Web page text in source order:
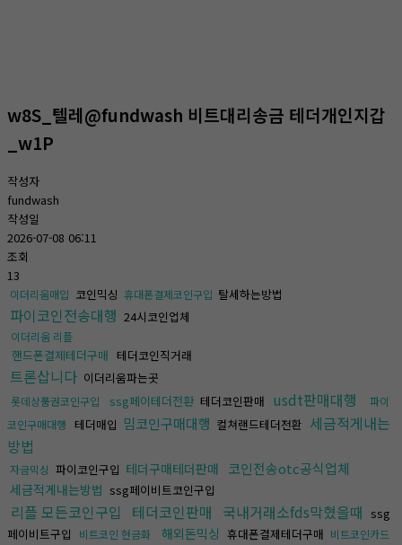
w8S_텔레@fundwash 비트대리송금 테더개인지갑
_w1P
작성자
fundwash
작성일
2026-07-08 06:11
조회
13
이더리움매입 코인믹싱 휴대폰결제코인구입 탈세하는방법
파이코인전송대행 24시코인업체
이더리움 리플
핸드폰결제테더구매 테더코인직거래
트론삽니다 이더리움파는곳
롯데상품권코인구입 ssg페이테더전환 테더코인판매 usdt판매대행
파이
코인구매대행 테더매입 밈코인구매대행 컬쳐랜드테더전환 세금적게내는
방법
자금믹싱 파이코인구입 테더구매테더판매 코인전송otc공식업체
세금적게내는방법 ssg페이비트코인구입
리플 모든코인구입 테더코인판매 국내거래소fds막혔을때 ssg
페이비트구입
비트코인 현금화 해외돈믹싱 휴대폰결제테더구매 비트코인카드